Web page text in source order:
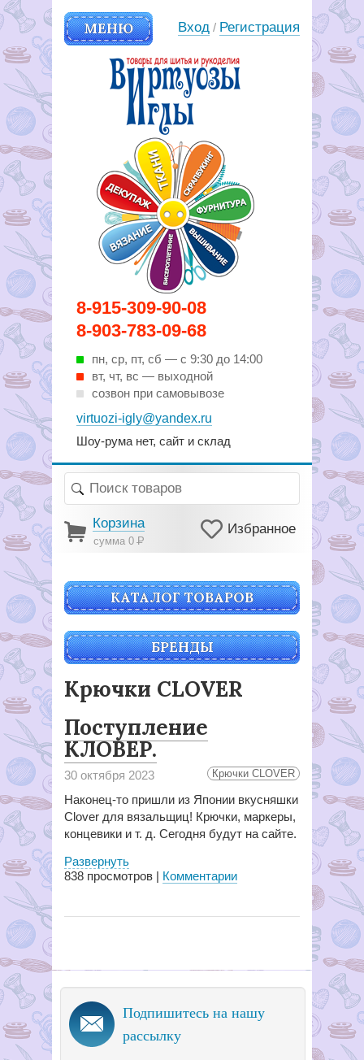
8-915-309-90-08
8-903-783-09-68
пн, ср, пт, cб — с 9:30 до 14:00
вт, чт, вс — выходной
созвон при самовывозе
virtuozi-igly@yandex.ru
Шоу-рума нет, сайт и склад
МЕНЮ
Вирутозы иглы. Товары для
шитья и рукоделья
Вход / Регистрация
Корзина
сумма 0Р
Избранное
КАТАЛОГ ТОВАРОВ
БРЕНДЫ
Крючки CLOVER
Поступление
КЛОВЕР.
30 октября 2023 Крючки CLOVER
Наконец-то пришли из Японии вкусняшки
Clover для вязальщиц! Крючки, маркеры,
концевики и т. д. Сегодня будут на сайте.
Развернуть
838 просмотров | Комментарии
Подпишитесь на нашу
рассылку